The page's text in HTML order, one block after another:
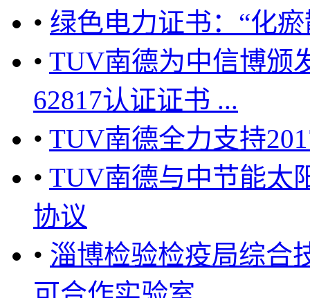
• 绿色电力证书：“化
• TUV南德为中信博颁
62817认证证书 ...
• TUV南德全力支持
• TUV南德与中节能太
协议
• 淄博检验检疫局综合